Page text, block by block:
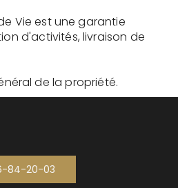
Vie est une garantie
d'activités, livraison de
de la propriété.
84-20-03